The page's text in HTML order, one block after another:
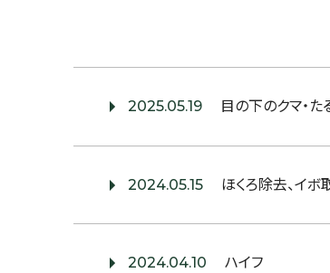
2025.05.19 目の下のクマ・た
2024.05.15 ほくろ除去、イボ
2024.04.10 ハイフ